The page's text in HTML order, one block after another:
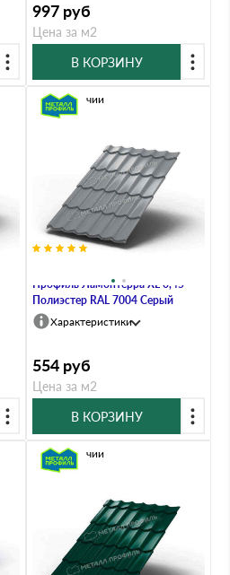
997 руб
Цена за м2
В КОРЗИНУ
Профиль Ламонтерра XL 0,45
Полиэстер RAL 7004 Серый
В наличии
Характеристики
554 руб
Цена за м2
В КОРЗИНУ
В наличии